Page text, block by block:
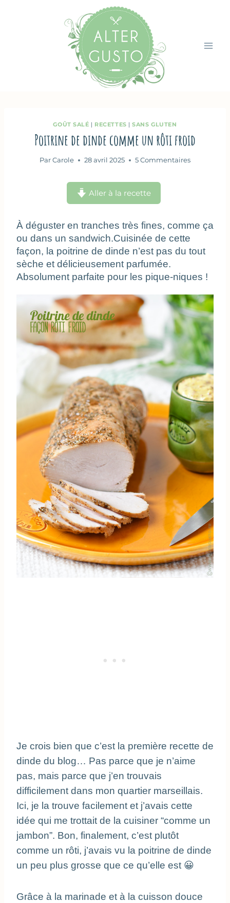
GOÛT SALÉ | RECETTES |SANS GLUTEN
Poitrine de dinde comme un rôti froid
Par Carole 28 avril 2025 5 Commentaires
Aller à la recette
À déguster en tranches très fines, comme ça
ou dans un sandwich.Cuisinée de cette
façon, la poitrine de dinde n’est pas du tout
sèche et délicieusement parfumée.
Absolument parfaite pour les pique-niques !
Je crois bien que c’est la première recette de
dinde du blog… Pas parce que je n’aime
pas, mais parce que j’en trouvais
difficilement dans mon quartier marseillais.
Ici, je la trouve facilement et j’avais cette
idée qui me trottait de la cuisiner “comme un
jambon”. Bon, finalement, c’est plutôt
comme un rôti, j’avais vu la poitrine de dinde
un peu plus grosse que ce qu’elle est 😀
Grâce à la marinade et à la cuisson douce